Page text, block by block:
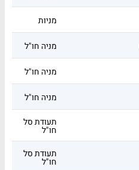
מניות
מניה חו"ל
מניה חו"ל
מניה חו"ל
תעודת סל
חו"ל
תעודת סל
חו"ל